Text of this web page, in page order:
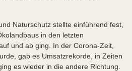
Naturschutz stellte einführend fest,
in den letzten
und ab ging. In der Corona-Zeit,
gab es Umsatzrekorde, in Zeiten
es wieder in die andere Richtung.